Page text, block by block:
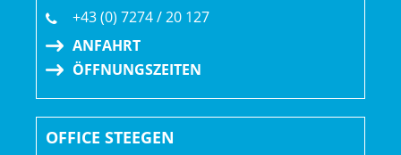
+43 (0) 7274 / 20 127
ANFAHRT
ÖFFNUNGSZEITEN
OFFICE STEEGEN